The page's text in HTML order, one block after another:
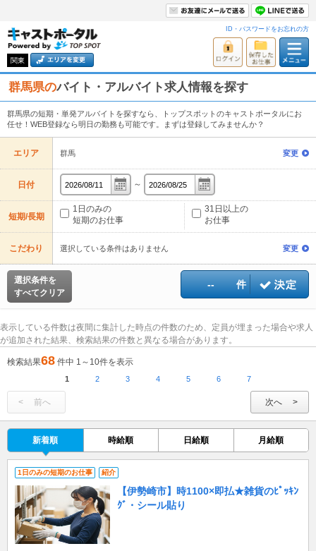
関東
ID・パスワードをお忘れの方
群馬県のバイト・アルバイト求人情報を探す
群馬県の短期・単発アルバイトを探すなら、トップスポットのキャストポータルにお
任せ！WEB登録なら明日の勤務も可能です。まずは登録してみませんか？
エリア 群馬 変更
日付 ～
短期/長期
1日のみの
短期のお仕事
31日以上の
お仕事
こだわり 選択している条件はありません 変更
選択条件を
すべてクリア
-- 件
表示している件数は夜間に集計した時点の件数のため、定員が埋まった場合や求人
が追加された結果、検索結果の件数と異なる場合があります。
検索結果68 件中 1～10件を表示
1 2 3 4 5 6 7
前へ 次へ
新着順 時給順 日給順 月給順
1日のみの短期のお仕事 紹介
【伊勢崎市】時1100×即払★雑貨のﾋﾟｯｷﾝ
ｸﾞ・シール貼り